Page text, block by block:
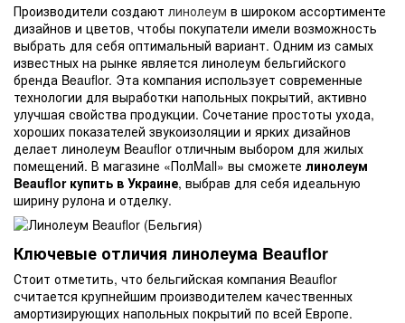
Производители создают линолеум в широком ассортименте
дизайнов и цветов, чтобы покупатели имели возможность
выбрать для себя оптимальный вариант. Одним из самых
известных на рынке является линолеум бельгийского
бренда Beauflor. Эта компания использует современные
технологии для выработки напольных покрытий, активно
улучшая свойства продукции. Сочетание простоты ухода,
хороших показателей звукоизоляции и ярких дизайнов
делает линолеум Beauflor отличным выбором для жилых
помещений. В магазине «ПолMall» вы сможете линолеум
Beauflor купить в Украине, выбрав для себя идеальную
ширину рулона и отделку.
Ключевые отличия линолеума Beauflor
Стоит отметить, что бельгийская компания Beauflor
считается крупнейшим производителем качественных
амортизирующих напольных покрытий по всей Европе.